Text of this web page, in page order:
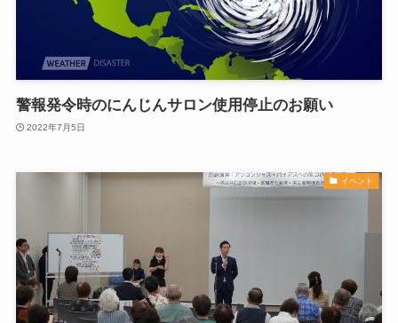
警報発令時のにんじんサロン使用停止のお願い
2022年7月5日
イベント